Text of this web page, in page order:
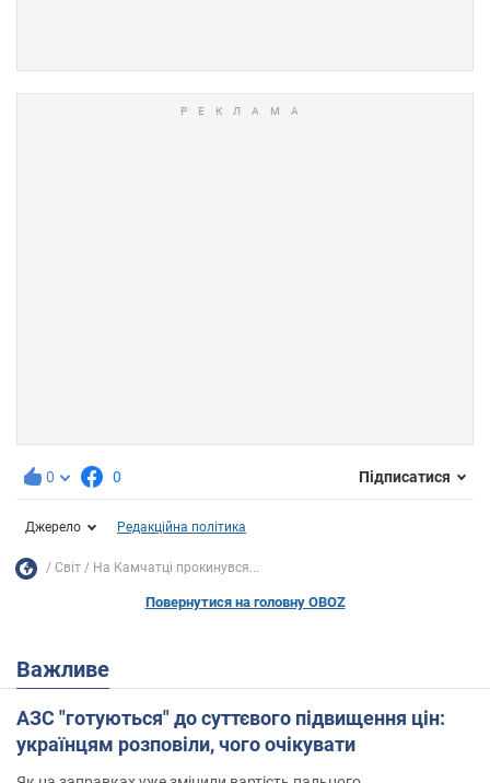
0 0 Підписатися
Джерело Редакційна політика
Світ На Камчатці прокинувся...
Повернутися на головну OBOZ
Важливе
АЗС "готуються" до суттєвого підвищення цін:
українцям розповіли, чого очікувати